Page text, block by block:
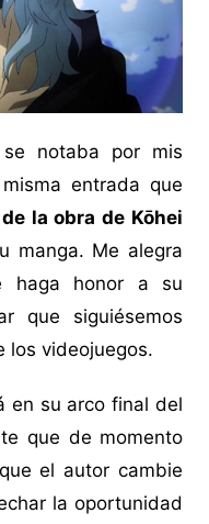
notaba por mis
entrada que
la obra de Kōhei
manga. Me alegra
haga honor a su
que siguiésemos
los videojuegos.
en su arco final del
que de momento
el autor cambie
la oportunidad